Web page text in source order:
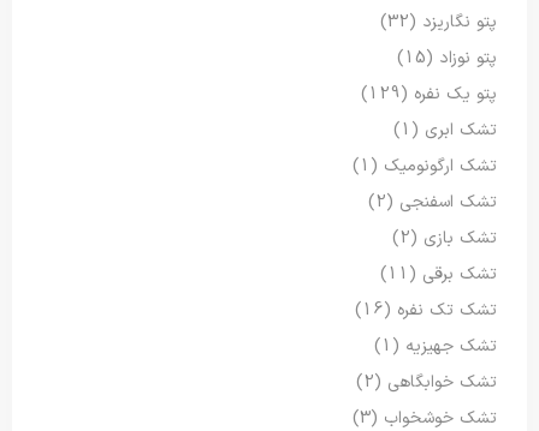
پتو نگاریزد (32)
پتو نوزاد (15)
پتو یک نفره (129)
تشک ابری (1)
تشک ارگونومیک (1)
تشک اسفنجی (2)
تشک بازی (2)
تشک برقی (11)
تشک تک نفره (16)
تشک جهیزیه (1)
تشک خوابگاهی (2)
تشک خوشخواب (3)